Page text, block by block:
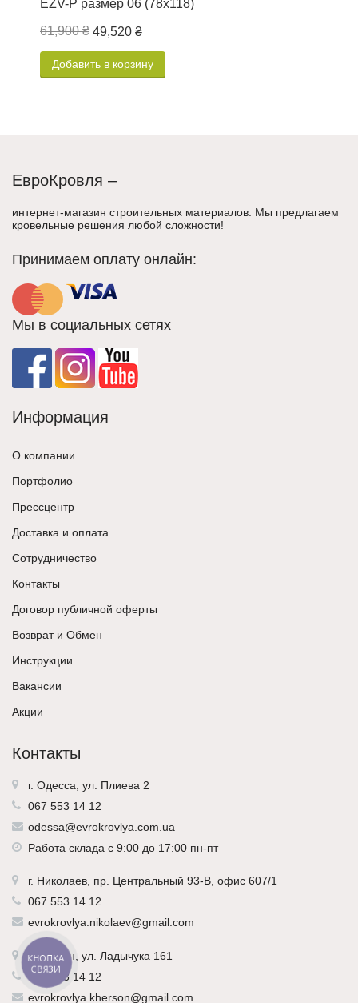
EZV-P размер 06 (78х118)
61,900 ₴ 49,520 ₴
Добавить в корзину
ЕвроКровля –
интернет-магазин строительных материалов. Мы предлагаем
кровельные решения любой сложности!
Принимаем оплату онлайн:
Мы в социальных сетях
Информация
О компании
Портфолио
Прессцентр
Доставка и оплата
Сотрудничество
Контакты
Договор публичной оферты
Возврат и Обмен
Инструкции
Вакансии
Акции
Контакты
г. Одесса, ул. Плиева 2
067 553 14 12
odessa@evrokrovlya.com.ua
Работа склада с 9:00 до 17:00 пн-пт
г. Николаев , пр. Центральный 93-В, офис 607/1
067 553 14 12
evrokrovlya.nikolaev@gmail.com
г.Херсон , ул. Ладычука 161
067 553 14 12
evrokrovlya.kherson@gmail.com
КНОПКА
СВЯЗИ